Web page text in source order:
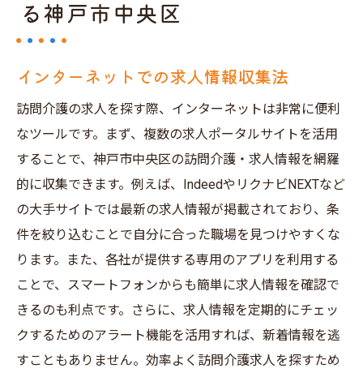
る神戸市中央区
インターネットでの求人情報収集法
訪問介護の求人を探す際、インターネットは非常に便利
なツールです。まず、複数の求人ポータルサイトを活用
することで、神戸市中央区の訪問介護・求人情報を網羅
的に収集できます。例えば、IndeedやリクナビNEXTなど
の大手サイトでは最新の求人情報が掲載されており、条
件を絞り込むことで自分に合った職場を見つけやすくな
ります。また、各社が提供する専用のアプリを利用する
ことで、スマートフォンからも簡単に求人情報を確認で
きるのも利点です。さらに、求人情報を定期的にチェッ
クするためのアラート機能を活用すれば、新着情報を逃
すこともありません。効率よく訪問介護求人を探すため